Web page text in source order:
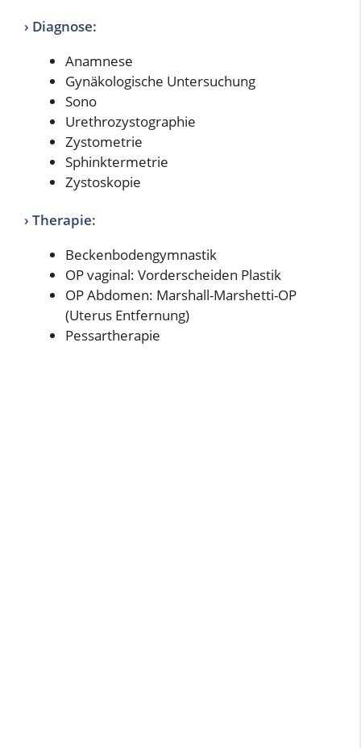
› Diagnose:
Anamnese
Gynäkologische Untersuchung
Sono
Urethrozystographie
Zystometrie
Sphinktermetrie
Zystoskopie
› Therapie:
Beckenbodengymnastik
OP vaginal: Vorderscheiden Plastik
OP Abdomen: Marshall-Marshetti-OP
(Uterus Entfernung)
Pessartherapie